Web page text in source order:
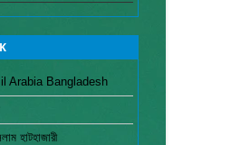
Arabia Bangladesh
হাটহাজারী